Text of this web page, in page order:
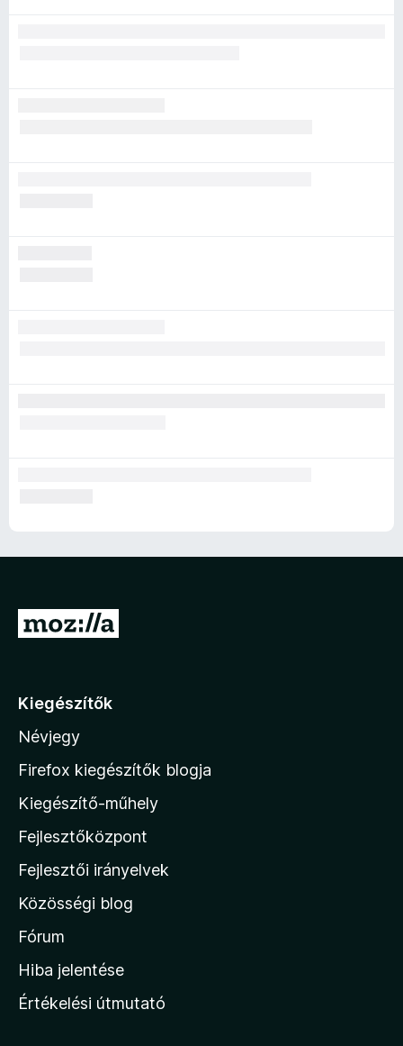
U
á
a
M
z
i
l
a
h
o
l
Kiegészítők
Névjegy
Firefox kiegészítők blogja
Kiegészítő-műhely
Fejlesztőközpont
Fejlesztői irányelvek
Közösségi blog
Fórum
Hiba jelentése
Értékelési útmutató